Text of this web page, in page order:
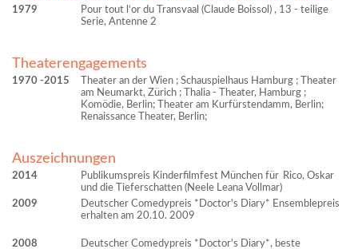
1979
Pour tout l‘or du Transvaal (Claude Boissol) , 13 - teilige
Serie, Antenne 2
Theaterengagements
1970 2015
Theater an der Wien ; Schauspielhaus Hamburg ; Theater
am Neumarkt, Zürich ; Thalia - Theater, Hamburg ;
Komödie, Berlin; Theater am Kurfürstendamm, Berlin;
Renaissance Theater, Berlin;
Auszeichnungen
2014 Publikumspreis Kinderfilmfest München für Rico, Oskar
und die Tieferschatten (Neele Leana Vollmar)
2009
Deutscher Comedypreis *Doctor's Diary* Ensemblepreis
erhalten am 20.10. 2009
2008
Deutscher Comedypreis *Doctor's Diary*, beste